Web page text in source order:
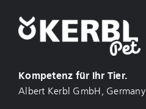
Kompetenz für Ihr Tier.
Albert Kerbl GmbH, Germany